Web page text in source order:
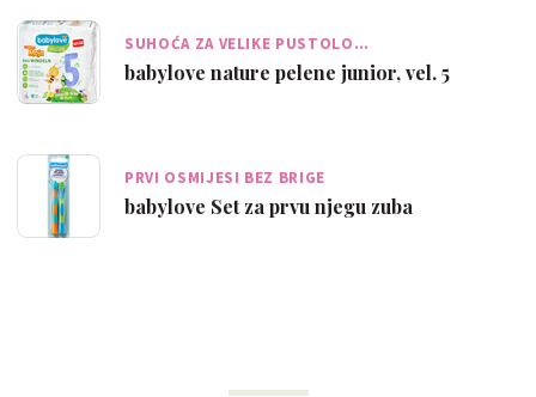
SUHOĆA ZA VELIKE PUSTOLO…
babylove nature pelene junior, vel. 5
PRVI OSMIJESI BEZ BRIGE
babylove Set za prvu njegu zuba